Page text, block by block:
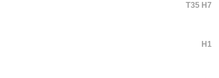
T35 H7
H1